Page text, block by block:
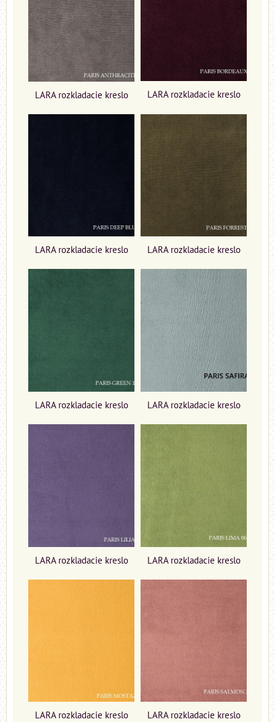
LARA rozkladacie kreslo LARA rozkladacie kreslo
LARA rozkladacie kreslo LARA rozkladacie kreslo
LARA rozkladacie kreslo LARA rozkladacie kreslo
LARA rozkladacie kreslo LARA rozkladacie kreslo
LARA rozkladacie kreslo LARA rozkladacie kreslo